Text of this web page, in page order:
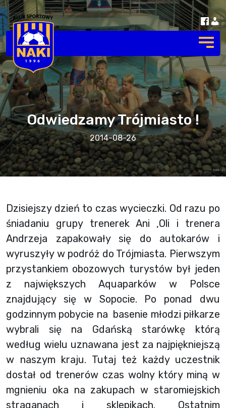
Odwiedzamy Trójmiasto !
2014-08-26
Dzisiejszy dzień to czas wycieczki. Od razu po
śniadaniu grupy trenerek Ani ,Oli i trenera
Andrzeja zapakowały się do autokarów i
wyruszyły w podróż do Trójmiasta. Pierwszym
przystankiem obozowych turystów był jeden
z największych Aquaparków w Polsce
znajdujący się w Sopocie. Po ponad dwu
godzinnym pobycie na basenie młodzi piłkarze
wybrali się na Gdańską starówkę którą
według wielu uznawana jest za najpiękniejszą
w naszym kraju. Tutaj też każdy uczestnik
dostał od trenerów czas wolny który miną w
mgnieniu oka na zakupach w staromiejskich
straganach i sklepikach. Ostatnim